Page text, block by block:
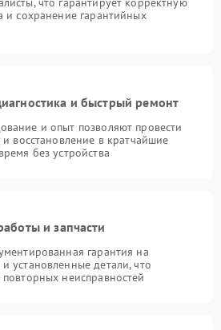
и сохранение гарантийных
и быстрый ремонт
и опыт позволяют провести
и восстановление в кратчайшие
без устройства
и запчасти
гарантия на
установленные детали, что
неисправностей